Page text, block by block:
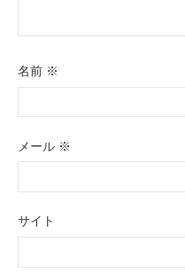
名前 ※
メール ※
サイト